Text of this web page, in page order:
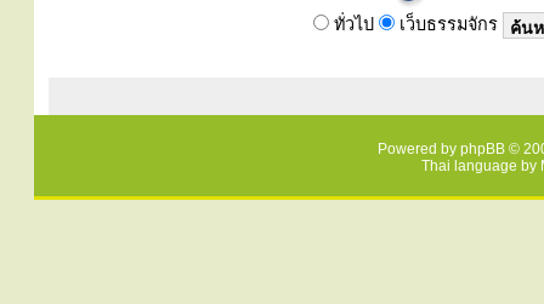
ทั่วไป เว็บธรรมจักร
Powered by phpBB ©
Thai language by